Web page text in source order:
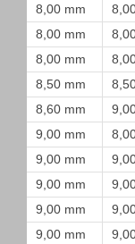
8,00 mm
8,00 mm
8,00 mm
8,50 mm
8,60 mm
9,00 mm
9,00 mm
9,00 mm
9,00 mm
9,00 mm